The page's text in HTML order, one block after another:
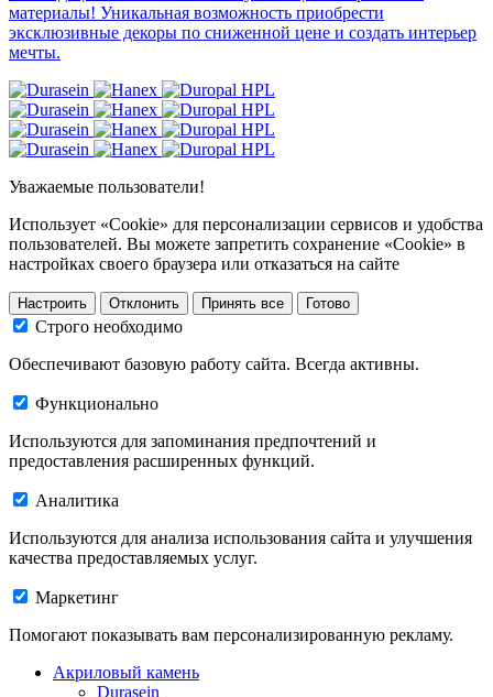
материалы! Уникальная возможность приобрести
эксклюзивные декоры по сниженной цене и создать интерьер
мечты.
Уважаемые пользователи!
Использует «Cookie» для персонализации сервисов и удобства
пользователей. Вы можете запретить сохранение «Cookie» в
настройках своего браузера или отказаться на сайте
Настроить Отклонить Принять все Готово
Строго необходимо
Обеспечивают базовую работу сайта. Всегда активны.
Функционально
Используются для запоминания предпочтений и
предоставления расширенных функций.
Аналитика
Используются для анализа использования сайта и улучшения
качества предоставляемых услуг.
Маркетинг
Помогают показывать вам персонализированную рекламу.
Акриловый камень
Durasein